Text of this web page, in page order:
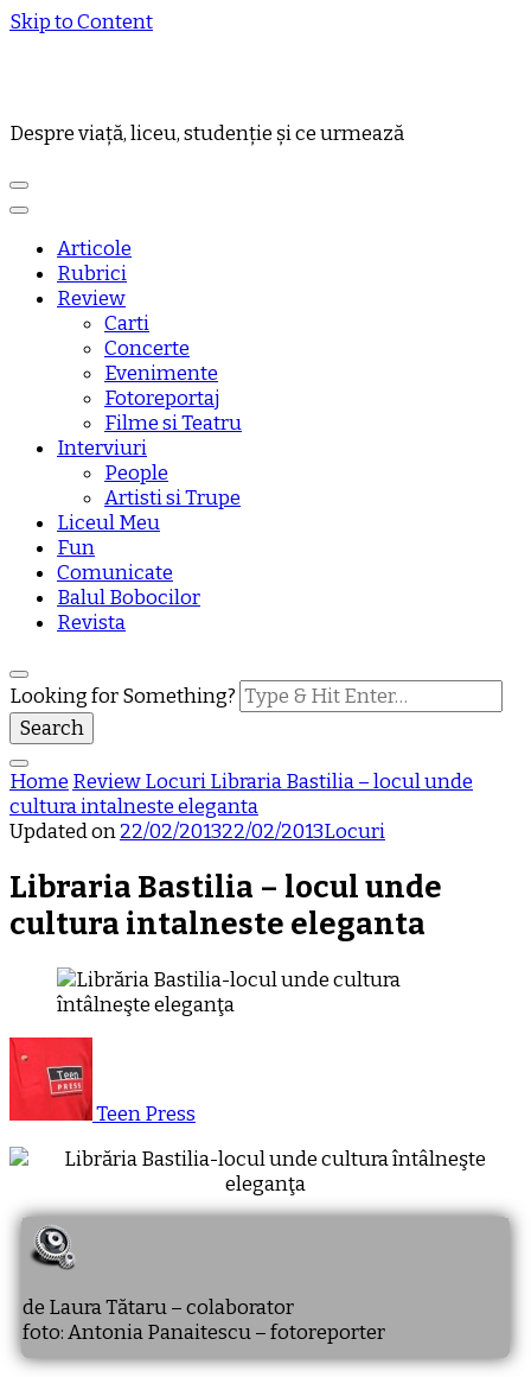
Skip to Content
Despre viață, liceu, studenție și ce urmează
Articole
Rubrici
Review
Carti
Concerte
Evenimente
Fotoreportaj
Filme si Teatru
Interviuri
People
Artisti si Trupe
Liceul Meu
Fun
Comunicate
Balul Bobocilor
Revista
Looking for Something?
Home ReviewLocuriLibraria Bastilia – locul unde
cultura intalneste eleganta
Updated on22/02/201322/02/2013Locuri
Libraria Bastilia – locul unde
cultura intalneste eleganta
Teen Press
de Laura Tătaru – colaborator
foto: Antonia Panaitescu – fotoreporter